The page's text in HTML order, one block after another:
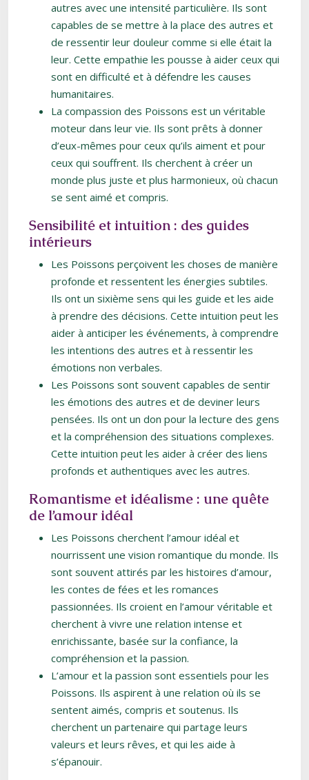
autres avec une intensité particulière. Ils sont
capables de se mettre à la place des autres et
de ressentir leur douleur comme si elle était la
leur. Cette empathie les pousse à aider ceux qui
sont en difficulté et à défendre les causes
humanitaires.
La compassion des Poissons est un véritable
moteur dans leur vie. Ils sont prêts à donner
d’eux-mêmes pour ceux qu’ils aiment et pour
ceux qui souffrent. Ils cherchent à créer un
monde plus juste et plus harmonieux, où chacun
se sent aimé et compris.
Sensibilité et intuition : des guides
intérieurs
Les Poissons perçoivent les choses de manière
profonde et ressentent les énergies subtiles.
Ils ont un sixième sens qui les guide et les aide
à prendre des décisions. Cette intuition peut les
aider à anticiper les événements, à comprendre
les intentions des autres et à ressentir les
émotions non verbales.
Les Poissons sont souvent capables de sentir
les émotions des autres et de deviner leurs
pensées. Ils ont un don pour la lecture des gens
et la compréhension des situations complexes.
Cette intuition peut les aider à créer des liens
profonds et authentiques avec les autres.
Romantisme et idéalisme : une quête
de l’amour idéal
Les Poissons cherchent l’amour idéal et
nourrissent une vision romantique du monde. Ils
sont souvent attirés par les histoires d’amour,
les contes de fées et les romances
passionnées. Ils croient en l’amour véritable et
cherchent à vivre une relation intense et
enrichissante, basée sur la confiance, la
compréhension et la passion.
L’amour et la passion sont essentiels pour les
Poissons. Ils aspirent à une relation où ils se
sentent aimés, compris et soutenus. Ils
cherchent un partenaire qui partage leurs
valeurs et leurs rêves, et qui les aide à
s’épanouir.